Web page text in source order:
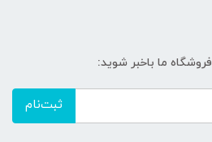
ما باخبر شوید:
ثبت‌نام